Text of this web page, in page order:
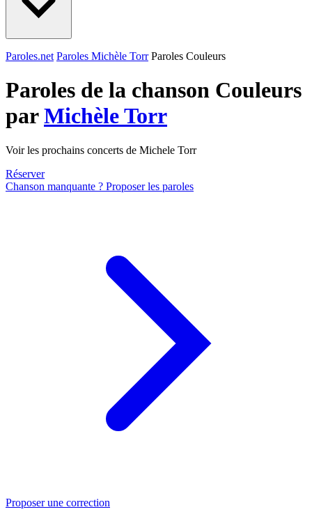
Paroles.net Paroles Michèle Torr Paroles Couleurs
Paroles de la chanson Couleurs
parMichèle Torr
Voir les prochains concerts de Michele Torr
Réserver
Chanson manquante ? Proposer les paroles
Proposer une correction